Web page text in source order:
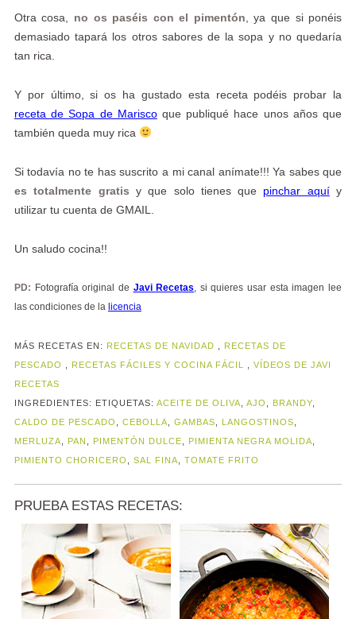
Otra cosa, no os paséis con el pimentón , ya que si ponéis
demasiado tapará los otros sabores de la sopa y no quedaría
tan rica.
Y por último, si os ha gustado esta receta podéis probar la
receta de Sopa de Mariscoque publiqué hace unos años que
también queda muy rica
Si todavía no te has suscrito a mi canal anímate!!! Ya sabes que
es totalmente gratis y que solo tienes que pinchar aquíy
utilizar tu cuenta de GMAIL.
Un saludo cocina!!
PD: Fotografía original de Javi Recetas , si quieres usar esta imagen lee
las condiciones de la licencia
MÁS RECETAS EN: RECETAS DE NAVIDAD
RECETAS DE
PESCADO
RECETAS FÁCILES Y COCINA FÁCIL
VÍDEOS DE JAVI
RECETAS
INGREDIENTES: ETIQUETAS: ACEITE DE OLIVA AJO BRANDY,
CALDO DE PESCADO
CEBOLLA GAMBAS LANGOSTINOS
MERLUZA
PAN PIMENTÓN DULCE PIMIENTA NEGRA MOLIDA
PIMIENTO CHORICERO
SAL FINA TOMATE FRITO
PRUEBA ESTAS RECETAS: